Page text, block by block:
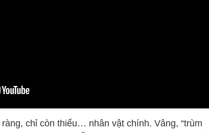
chỉ còn thiếu… nhân vật chính. Vâng, “trùm